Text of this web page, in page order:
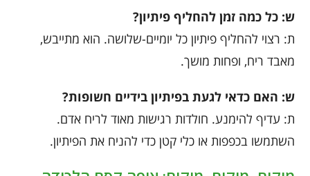
ש: כל כמה זמן להחליף פיתיון?
ת: רצוי להחליף פיתיון כל יומיים-שלושה. הוא מתייבש,
מאבד ריח, ופחות מושך.
ש: האם כדאי לגעת בפיתיון בידיים חשופות?
ת: עדיף להימנע. חולדות רגישות מאוד לריח אדם.
השתמשו בכפפות או כלי קטן כדי להניח את הפיתיון.